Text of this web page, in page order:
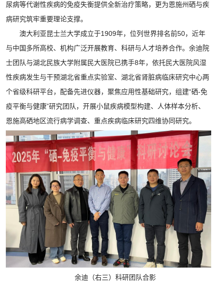
尿病等代谢性疾病的免疫失衡提供全新治疗策略，更为恩施州硒与疾
病研究筑牢重要理论支撑。
澳大利亚昆士兰大学成立于1909年，位列世界排名前50，近年
与中国多所高校、机构广泛开展教育、科研与人才培养合作。余迪院
士团队与湖北民族大学附属民大医院已携手8年，依托民大医院风湿
性疾病发生与干预湖北省重点实验室、湖北省肾脏病临床研究中心两
个省级科研平台，配备先进仪器，聚焦应用性基础研究，组建“硒-免
疫平衡与健康”研究团队，开展小鼠疾病模型构建、人体样本分析、
恩施高硒地区流行病学调查、重点疾病临床研究四维协同研究。
余迪（右三）科研团队合影